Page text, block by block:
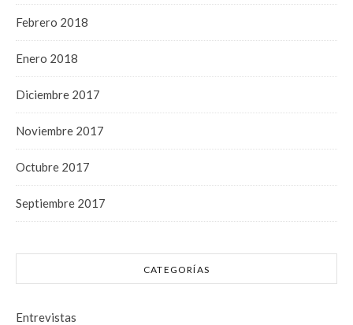
Febrero 2018
Enero 2018
Diciembre 2017
Noviembre 2017
Octubre 2017
Septiembre 2017
CATEGORÍAS
Entrevistas